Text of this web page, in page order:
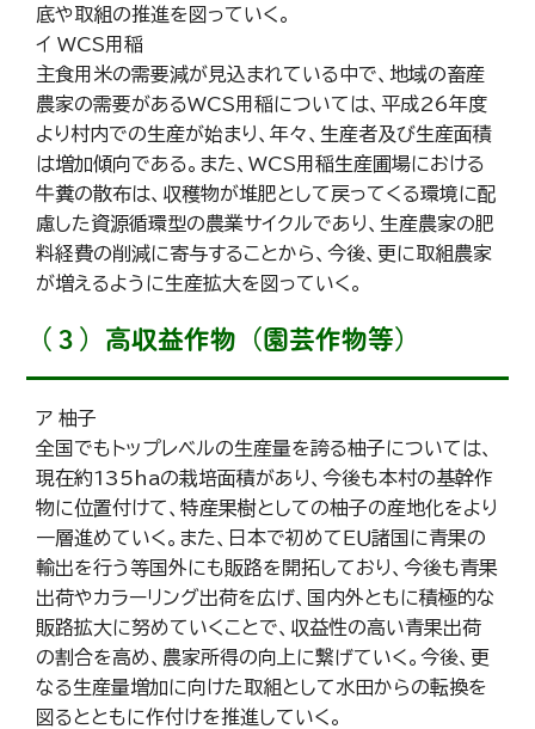
底や取組の推進を図っていく。
イ WCS用稲
主食用米の需要減が見込まれている中で、地域の畜産
農家の需要があるWCS用稲については、平成26年度
より村内での生産が始まり、年々、生産者及び生産面積
は増加傾向である。また、WCS用稲生産圃場における
牛糞の散布は、収穫物が堆肥として戻ってくる環境に配
慮した資源循環型の農業サイクルであり、生産農家の肥
料経費の削減に寄与することから、今後、更に取組農家
が増えるように生産拡大を図っていく。
（３）高収益作物（園芸作物等）
ア 柚子
全国でもトップレベルの生産量を誇る柚子については、
現在約135haの栽培面積があり、今後も本村の基幹作
物に位置付けて、特産果樹としての柚子の産地化をより
一層進めていく。また、日本で初めてＥＵ諸国に青果の
輸出を行う等国外にも販路を開拓しており、今後も青果
出荷やカラーリング出荷を広げ、国内外ともに積極的な
販路拡大に努めていくことで、収益性の高い青果出荷
の割合を高め、農家所得の向上に繋げていく。今後、更
なる生産量増加に向けた取組として水田からの転換を
図るとともに作付けを推進していく。